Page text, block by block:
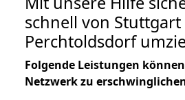
schnell von Stuttgart
Perchtoldsdorf
Folgende Leistungen
Netzwerk zu